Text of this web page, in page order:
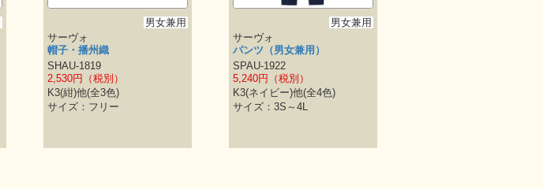
男女兼用
サーヴォ
帽子・播州織
SHAU-1819
2,530円（税別）
K3(紺)他(全3色)
サイズ：フリー
男女兼用
サーヴォ
パンツ（男女兼用）
SPAU-1922
5,240円（税別）
K3(ネイビー)他(全4色)
サイズ：3S～4L